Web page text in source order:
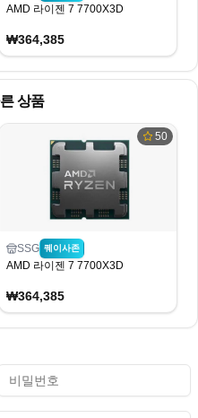
AMD 라이젠 7 7700X3D
₩364,385
상품
50
SSG 퀘이사존
AMD 라이젠 7 7700X3D
₩364,385